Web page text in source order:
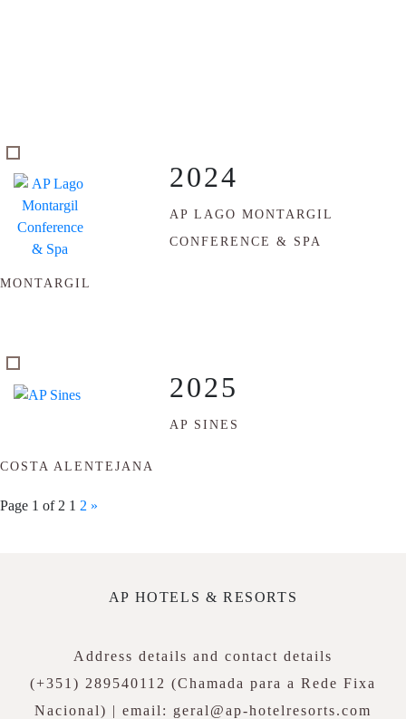
2024
AP LAGO MONTARGIL
CONFERENCE & SPA
MONTARGIL
2025
AP SINES
COSTA ALENTEJANA
Page 1 of 2 1 2 »
AP HOTELS & RESORTS
Address details and contact details
(+351) 289540112 (Chamada para a Rede Fixa
Nacional) | email: geral@ap-hotelresorts.com